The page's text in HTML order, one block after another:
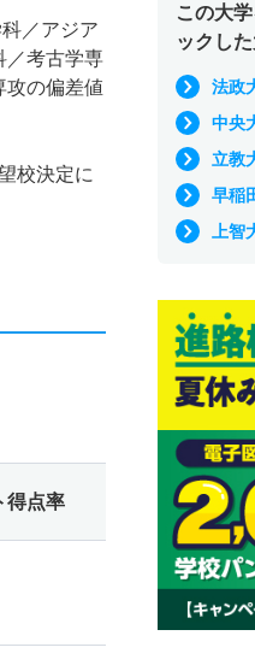
科／アジア
／考古学専
攻の偏差値
校決定に
得点率
この大
ックし
法政
中央
立教
早稲
上智